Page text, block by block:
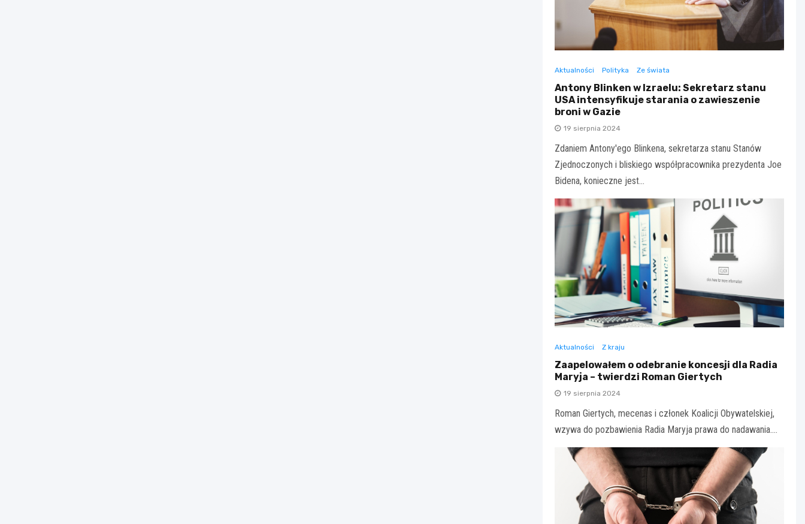
Aktualności Polityka Ze świata
Antony Blinken w Izraelu: Sekretarz stanu
USA intensyfikuje starania o zawieszenie
broni w Gazie
19 sierpnia 2024
Zdaniem Antony'ego Blinkena, sekretarza stanu Stanów
Zjednoczonych i bliskiego współpracownika prezydenta Joe
Bidena, konieczne jest…
Aktualności Z kraju
Zaapelowałem o odebranie koncesji dla Radia
Maryja – twierdzi Roman Giertych
19 sierpnia 2024
Roman Giertych, mecenas i członek Koalicji Obywatelskiej,
wzywa do pozbawienia Radia Maryja prawa do nadawania.…